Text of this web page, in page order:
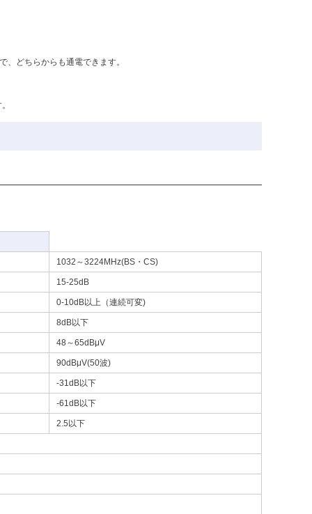
どちらからも通電できます。
1032～3224MHz(BS・CS)
15-25dB
0-10dB以上（連続可変)
8dB以下
48～65dBμV
90dBμV(50波)
-31dB以下
-61dB以下
2.5以下